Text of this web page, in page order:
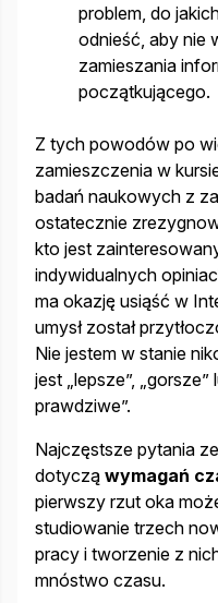
problem, do
odnieść, aby nie
zamieszania
początkującego.
Z tych powodów po
zamieszczenia w
badań naukowych z
ostatecznie
kto jest
indywidualnych
ma okazję usiąść w
umysł został
Nie jestem w stanie
jest „lepsze”,
prawdziwe”.
Najczęstsze pytania
dotyczą wymagań
pierwszy rzut oka
studiowanie trzech
pracy i tworzenie z
mnóstwo czasu.